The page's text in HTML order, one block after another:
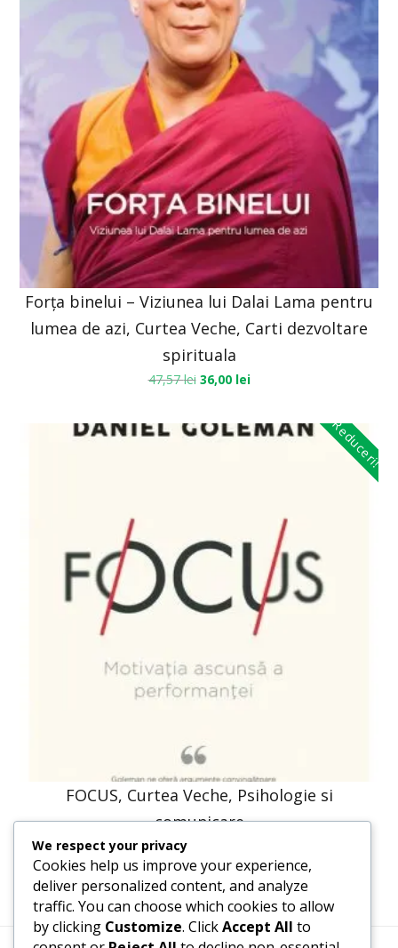
Forța binelui – Viziunea lui Dalai Lama pentru
lumea de azi, Curtea Veche, Carti dezvoltare
spirituala
47,57lei 36,00 lei
Reduceri!
FOCUS, Curtea Veche, Psihologie si
comunicare
58,14lei
We respect your privacy
Cookies help us improve your experience,
deliver personalized content, and analyze
traffic. You can choose which cookies to allow
by clicking Customize. ClickAccept All to